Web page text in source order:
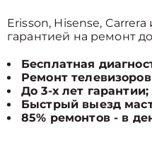
Erisson, Hisense,
гарантией на ремонт
Бесплатная
Ремонт
До 3-х лет гарантии;
Быстрый выезд
85% ремонтов - в